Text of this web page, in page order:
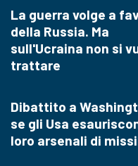
La guerra volge a
della Russia. Ma
sull'Ucraina non si
trattare
Dibattito a
se gli Usa
loro arsenali di